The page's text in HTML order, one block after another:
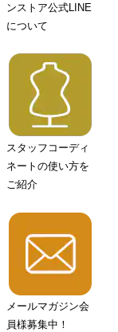
ンストア公式LINE
について
スタッフコーディ
ネートの使い方を
ご紹介
メールマガジン会
員様募集中！